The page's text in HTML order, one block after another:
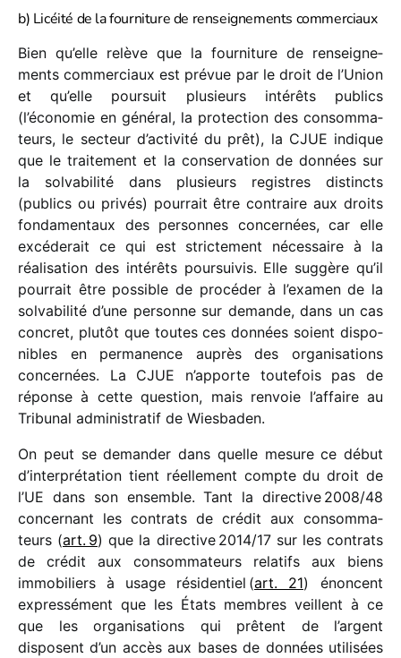
b) Licéité de la fourniture de renseignements commerciaux
Bien qu’elle relève que la four­ni­ture de rensei­gne­
ments commer­ciaux est prévue par le droit de l’Union
et qu’elle pour­suit plusieurs inté­rêts publics
(l’économie en géné­ral, la protec­tion des consom­ma­
teurs, le secteur d’activité du prêt), la CJUE indique
que le trai­te­ment et la conser­va­tion de données sur
la solva­bi­lité dans plusieurs registres distincts
(publics ou privés) pour­rait être contraire aux droits
fonda­men­taux des personnes concer­nées, car elle
excé­de­rait ce qui est stric­te­ment néces­saire à la
réali­sa­tion des inté­rêts pour­sui­vis. Elle suggère qu’il
pour­rait être possible de procé­der à l’examen de la
solva­bi­lité d’une personne sur demande, dans un cas
concret, plutôt que toutes ces données soient dispo­
nibles en perma­nence auprès des orga­ni­sa­tions
concer­nées. La CJUE n’apporte toute­fois pas de
réponse à cette ques­tion, mais renvoie l’affaire au
Tribunal admi­nis­tra­tif de Wiesbaden.
On peut se deman­der dans quelle mesure ce début
d’interprétation tient réel­le­ment compte du droit de
l’UE dans son ensemble. Tant la direc­tive 2008/​48
concer­nant les contrats de crédit aux consom­ma­
teurs (art. 9) que la direc­tive 2014/​17 sur les contrats
de crédit aux consom­ma­teurs rela­tifs aux biens
immo­bi­liers à usage rési­den­tiel (art. 21) énoncent
expres­sé­ment que les États membres veillent à ce
que les orga­ni­sa­tions qui prêtent de l’argent
disposent d’un accès aux bases de données utili­sées